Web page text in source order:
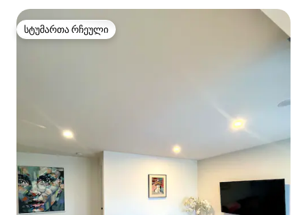
სტუმართა რჩეული
სტუმართა რჩეული